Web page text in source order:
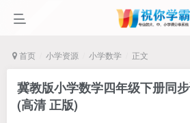
首页 小学资源 小学数学 正文
冀教版小学数学四年级下册同
(高清 正版)